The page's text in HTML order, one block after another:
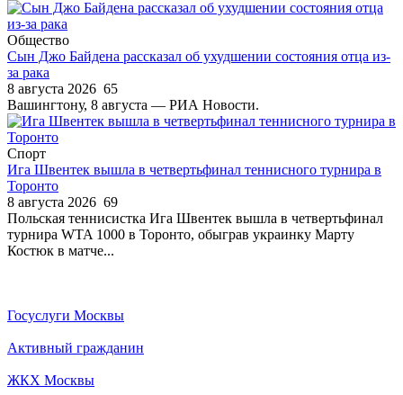
Общество
Сын Джо Байдена рассказал об ухудшении состояния отца из-
за рака
8 августа 2026 65
Вашингтону, 8 августа — РИА Новости.
Спорт
Ига Швентек вышла в четвертьфинал теннисного турнира в
Торонто
8 августа 2026 69
Польская теннисистка Ига Швентек вышла в четвертьфинал
турнира WTA 1000 в Торонто, обыграв украинку Марту
Костюк в матче...
Госуслуги Москвы
Активный гражданин
ЖКХ Москвы